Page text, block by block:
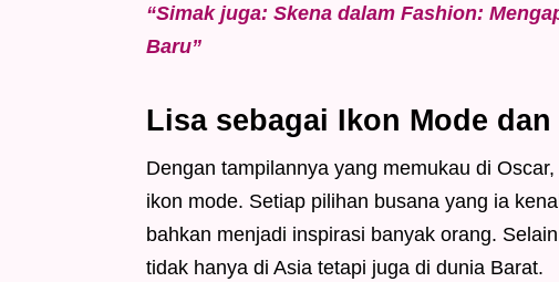
“Simak juga: Skena dalam Fashion:
Baru”
Lisa sebagai Ikon Mode
Dengan tampilannya yang memukau di
ikon mode. Setiap pilihan busana yang ia
bahkan menjadi inspirasi banyak orang.
tidak hanya di Asia tetapi juga di dunia Barat.